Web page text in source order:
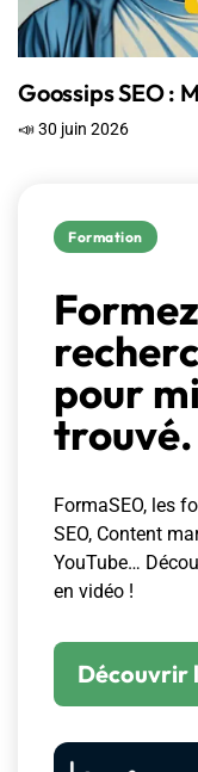
Goossips SEO :
📣 30 juin 2026
Formation
pour
trouvé.
FormaSEO, les
SEO, Content
YouTube…
en vidéo !
Découvrir